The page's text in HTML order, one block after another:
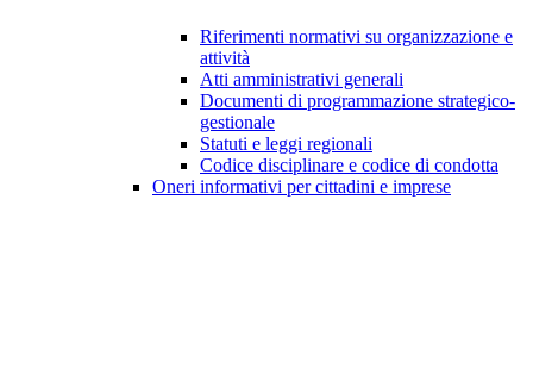
Riferimenti normativi su organizzazione e
attività
Atti amministrativi generali
Documenti di programmazione strategico-
gestionale
Statuti e leggi regionali
Codice disciplinare e codice di condotta
Oneri informativi per cittadini e imprese